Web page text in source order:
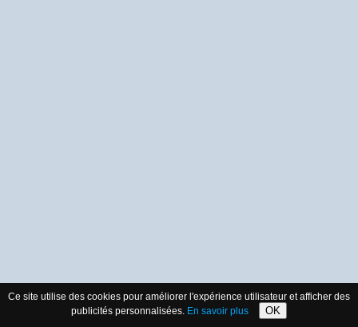
Ce site utilise des cookies pour améliorer l'expérience utilisateur et afficher des
publicités personnalisées. En savoir plus OK